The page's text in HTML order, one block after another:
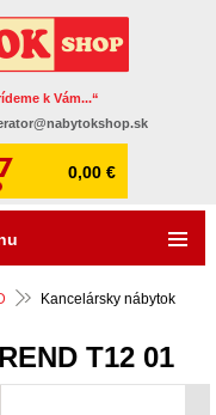
k Vám...“
0,00 €
Kancelársky nábytok
T12 01